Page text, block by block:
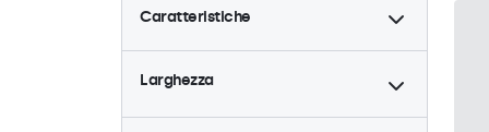
Caratteristiche
4:3 / 5:4
6
9-36 Volt
Dimmerabile
29
Larghezza